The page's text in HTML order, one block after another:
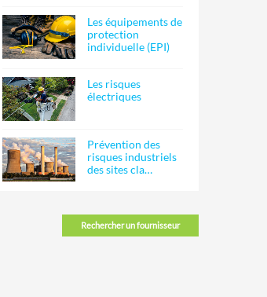
Les équipements de
protection
individuelle (EPI)
Les risques
électriques
Prévention des
risques industriels
des sites cla…
Rechercher un fournisseur